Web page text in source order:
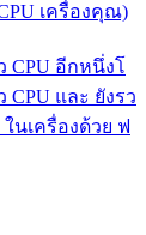
เครื่องคุณ)
CPU อีกหนึ่งโ
และ ยังรว
นเครื่องด้วย ฟ